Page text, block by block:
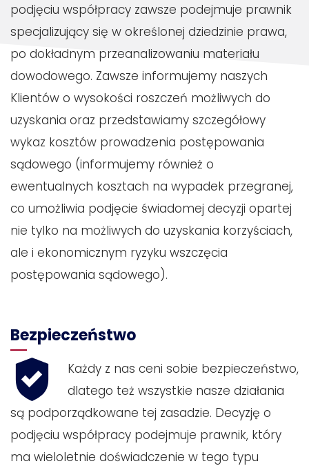
podjęciu współpracy zawsze podejmuje prawnik
specjalizujący się w określonej dziedzinie prawa,
po dokładnym przeanalizowaniu materiału
dowodowego. Zawsze informujemy naszych
Klientów o wysokości roszczeń możliwych do
uzyskania oraz przedstawiamy szczegółowy
wykaz kosztów prowadzenia postępowania
sądowego (informujemy również o
ewentualnych kosztach na wypadek przegranej,
co umożliwia podjęcie świadomej decyzji opartej
nie tylko na możliwych do uzyskania korzyściach,
ale i ekonomicznym ryzyku wszczęcia
postępowania sądowego).
Bezpieczeństwo
Każdy z nas ceni sobie bezpieczeństwo,
dlatego też wszystkie nasze działania
są podporządkowane tej zasadzie. Decyzję o
podjęciu współpracy podejmuje prawnik, który
ma wieloletnie doświadczenie w tego typu